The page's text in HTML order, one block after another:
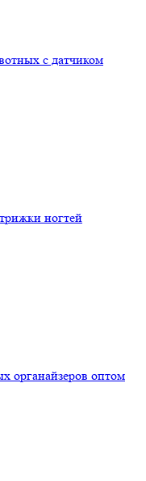
с датчиком
ногтей
органайзеров оптом